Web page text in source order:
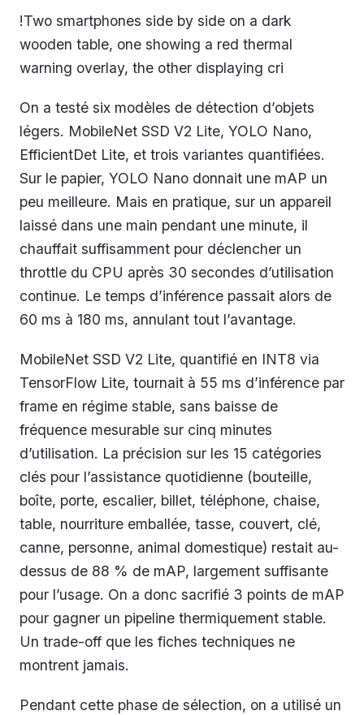
!Two smartphones side by side on a dark
wooden table, one showing a red thermal
warning overlay, the other displaying cri
On a testé six modèles de détection d’objets
légers. MobileNet SSD V2 Lite, YOLO Nano,
EfficientDet Lite, et trois variantes quantifiées.
Sur le papier, YOLO Nano donnait une mAP un
peu meilleure. Mais en pratique, sur un appareil
laissé dans une main pendant une minute, il
chauffait suffisamment pour déclencher un
throttle du CPU après 30 secondes d’utilisation
continue. Le temps d’inférence passait alors de
60 ms à 180 ms, annulant tout l’avantage.
MobileNet SSD V2 Lite, quantifié en INT8 via
TensorFlow Lite, tournait à 55 ms d’inférence par
frame en régime stable, sans baisse de
fréquence mesurable sur cinq minutes
d’utilisation. La précision sur les 15 catégories
clés pour l’assistance quotidienne (bouteille,
boîte, porte, escalier, billet, téléphone, chaise,
table, nourriture emballée, tasse, couvert, clé,
canne, personne, animal domestique) restait au-
dessus de 88 % de mAP, largement suffisante
pour l’usage. On a donc sacrifié 3 points de mAP
pour gagner un pipeline thermiquement stable.
Un trade-off que les fiches techniques ne
montrent jamais.
Pendant cette phase de sélection, on a utilisé un